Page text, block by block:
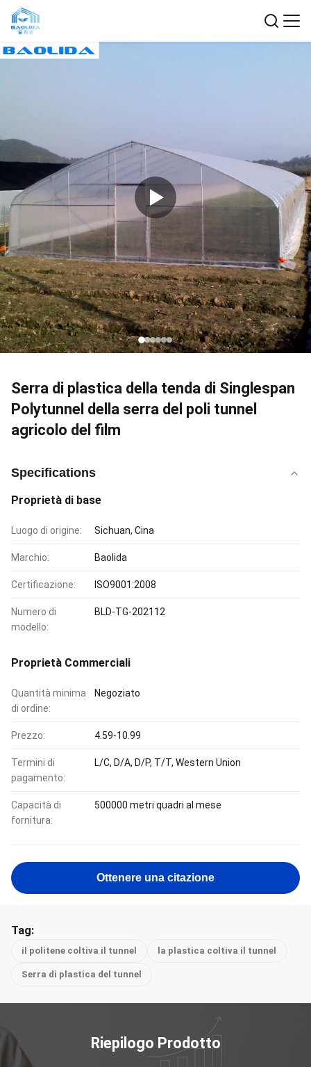
Serra di plastica della tenda di Singlespan
Polytunnel della serra del poli tunnel
agricolo del film
Specifications
Proprietà di base
Luogo di origine: Sichuan, Cina
Marchio: Baolida
Certificazione: ISO9001:2008
Numero di
modello:
BLD-TG-202112
Proprietà Commerciali
Quantità minima
di ordine:
Negoziato
Prezzo: 4.59-10.99
Termini di
pagamento:
L/C, D/A, D/P, T/T, Western Union
Capacità di
fornitura:
500000 metri quadri al mese
Ottenere una citazione
Tag:
il politene coltiva il tunnel la plastica coltiva il tunnel
Serra di plastica del tunnel
Riepilogo Prodotto